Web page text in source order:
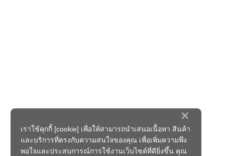
×
เราใช้คุกกี้ [cookie] เพื่อให้สามารถนำเสนอเนื้อหา สินค้า
และบริการที่ตรงกับความสนใจของคุณ เพื่อเพิ่มความพึง
พอใจและประสบการณ์การใช้งานเว็บไซต์ที่ดียิ่งขึ้น คุณ